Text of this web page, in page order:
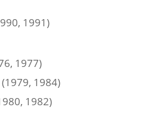
1991)
1977)
1984)
1982)